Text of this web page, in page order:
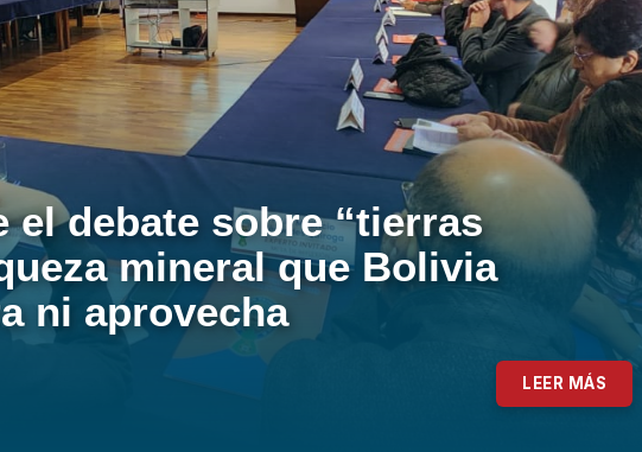
el debate sobre “tierras
mineral que Bolivia
ni aprovecha
LEER MÁS